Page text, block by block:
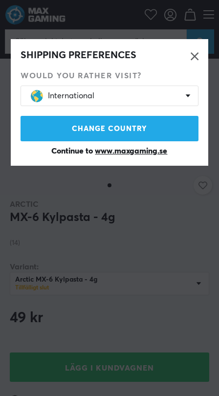
SHIPPING PREFERENCES
WOULD YOU RATHER VISIT?
International
CHANGE COUNTRY
Continue towww.maxgaming.se
Datorkomponenter Chassifläkt & Kylning Kylpasta
ARCTIC
MX-6 Kylpasta - 4g
(14)
Variant:
Arctic MX-6 Kylpasta - 4g
Tillfälligt slut
49 kr
LÄGG I KUNDVAGNEN